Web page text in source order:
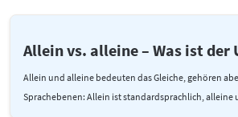
Allein vs. alleine – Was ist der
Allein und alleine bedeuten das Gleiche, gehören
Sprachebenen: Allein ist standardsprachlich, alleine